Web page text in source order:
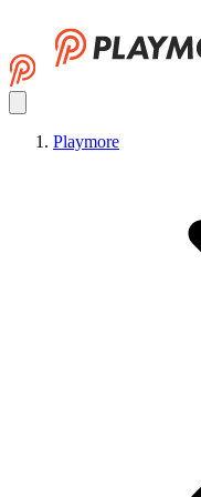
Playmore